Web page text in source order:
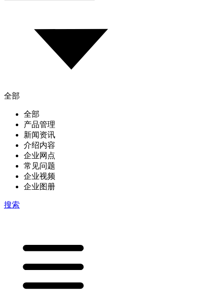
全部
全部
产品管理
新闻资讯
介绍内容
企业网点
常见问题
企业视频
企业图册
搜索